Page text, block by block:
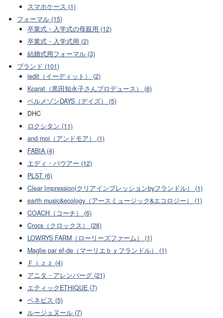
スマホケース (1)
フォーマル (15)
卒業式・入学式の母親用 (12)
卒業式・入学式用 (2)
結婚式用フォーマル (3)
ブランド (101)
iedit（イーディット） (2)
Kcarat（黒田知永子さんプロデュース） (6)
ベルメゾンDAYS（デイズ） (5)
DHC
ロクシタン (11)
and moi（アンドモア） (1)
FABIA (4)
エディ・バウアー (12)
PLST (6)
Clear Impression(クリアインプレッションbyフランドル） (1)
earth music&ecology（アースミュージック&エコロジー） (1)
COACH（コーチ） (6)
Crocs（クロックス） (28)
LOWRYS FARM（ローリーズファーム） (1)
Maglie par ef-de（マーリエｂｙフランドル） (1)
Ｆｉｚｚ (4)
アニタ・アレンバーグ (21)
エティックETHIQUE (7)
ベネビス (5)
ルージュヌール (7)